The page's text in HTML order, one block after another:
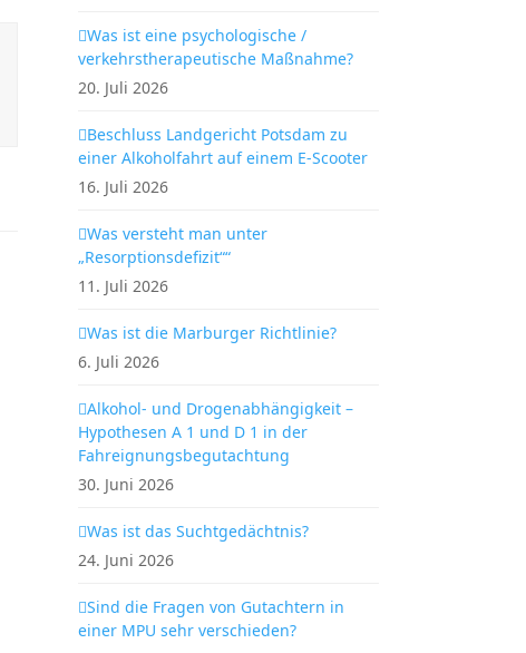
Was ist eine psychologische /
verkehrstherapeutische Maßnahme?
20. Juli 2026
Beschluss Landgericht Potsdam zu
einer Alkoholfahrt auf einem E-Scooter
16. Juli 2026
Was versteht man unter
„Resorptionsdefizit““
11. Juli 2026
Was ist die Marburger Richtlinie?
6. Juli 2026
Alkohol- und Drogenabhängigkeit –
Hypothesen A 1 und D 1 in der
Fahreignungsbegutachtung
30. Juni 2026
Was ist das Suchtgedächtnis?
24. Juni 2026
Sind die Fragen von Gutachtern in
einer MPU sehr verschieden?